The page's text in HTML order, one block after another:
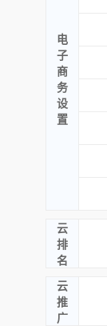
电
子
商
务
设
置
云
排
名
云
推
广